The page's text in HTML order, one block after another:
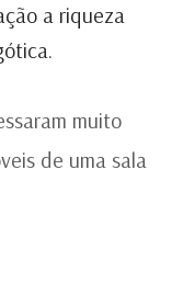
a riqueza
muito
de uma sala